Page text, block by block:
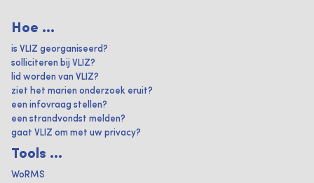
Hoe ...
is VLIZ georganiseerd?
solliciteren bij VLIZ?
lid worden van VLIZ?
ziet het marien onderzoek eruit?
een infovraag stellen?
een strandvondst melden?
gaat VLIZ om met uw privacy?
Tools ...
WoRMS